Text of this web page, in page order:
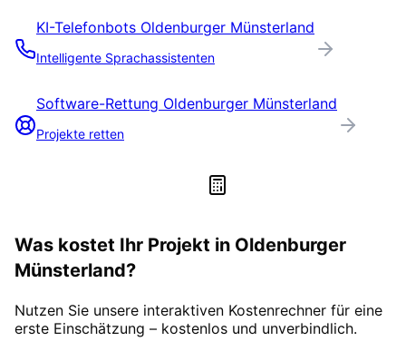
KI-Telefonbots Oldenburger Münsterland
Intelligente Sprachassistenten
Software-Rettung Oldenburger Münsterland
Projekte retten
Was kostet Ihr Projekt in Oldenburger
Münsterland?
Nutzen Sie unsere interaktiven Kostenrechner für eine
erste Einschätzung – kostenlos und unverbindlich.